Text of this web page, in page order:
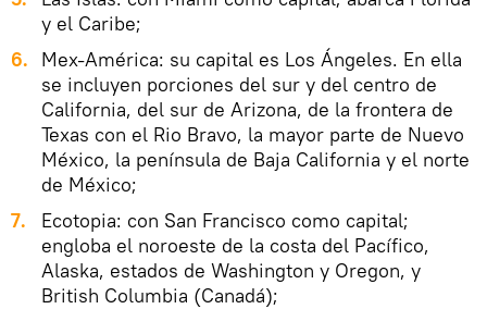
y el Caribe;
Mex-América: su capital es Los Ángeles. En ella
se incluyen porciones del sur y del centro de
California, del sur de Arizona, de la frontera de
Texas con el Rio Bravo, la mayor parte de Nuevo
México, la península de Baja California y el norte
de México;
Ecotopia: con San Francisco como capital;
engloba el noroeste de la costa del Pacífico,
Alaska, estados de Washington y Oregon, y
British Columbia (Canadá);